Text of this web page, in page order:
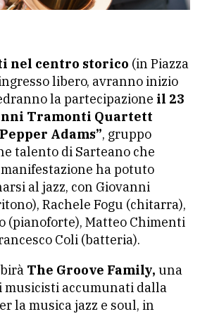
nel centro storico (in Piazza
libero, avranno inizio
la partecipazione il 23
Tramonti Quartett
Adams”, gruppo
talento di Sarteano che
ha potuto
al jazz, con Giovanni
Rachele Fogu (chitarra),
(pianoforte), Matteo Chimenti
Coli (batteria).
The Groove Family, una
musicisti accumunati dalla
la musica jazz e soul, in